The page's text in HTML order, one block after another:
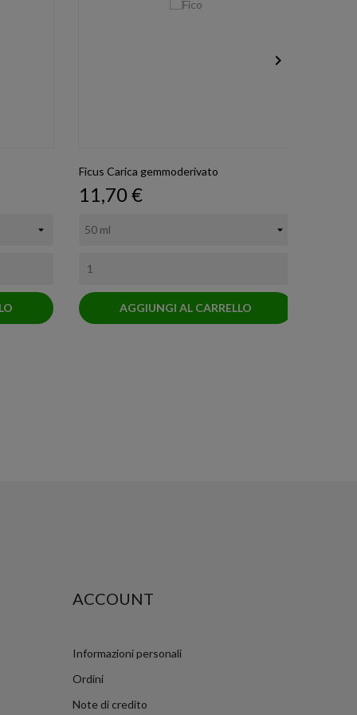
Ficus Carica gemmoderivato
Prezzo
11,70 €
AGGIUNGI AL CARRELLO

ACCOUNT
Informazioni personali
Ordini
Note di credito